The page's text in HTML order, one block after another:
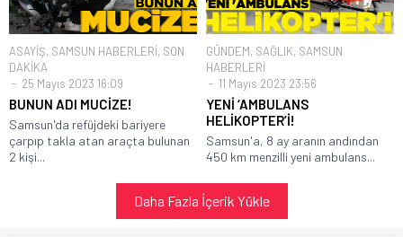
ASAYİŞ, SAMSUN HABERLERİ, SON
DAKİKA
25 Mayıs 2023 16:09
BUNUN ADI MUCİZE!
Samsun'da refüjdeki bariyere
çarpıp takla atan araçta bulunan
2 kişi...
GÜNDEM, SAĞLIK, SAMSUN
HABERLERİ
11 Mayıs 2023 23:56
YENİ ‘AMBULANS
HELİKOPTER’İ!
Samsun'a, 8 ay aranın andından
450 km menzilli yeni ambulans...
Daha Fazla İçerik Yükle